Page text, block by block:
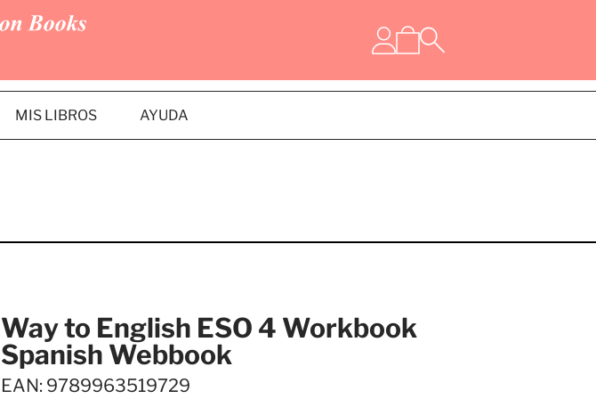
MIS LIBROS AYUDA
Way to English ESO 4 Workbook
Spanish Webbook
EAN: 9789963519729